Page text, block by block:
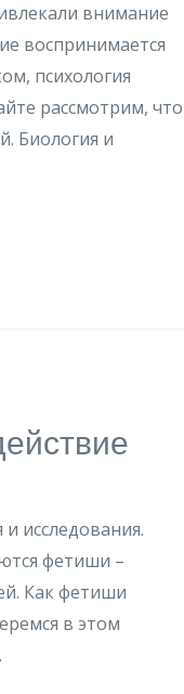
внимание
воспринимается
психология
рассмотрим, что
Биология и
исследования.
фетиши –
Как фетиши
в этом